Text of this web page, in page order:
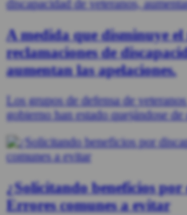
A medida que disminuye el
reclamaciones de
aumentan las apelaciones.
Los grupos de defensa de
gobierno han estado quejándose
¿Solicitando beneficios
Errores comunes a evitar